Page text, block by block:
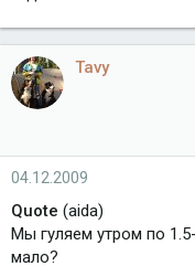
Tavy
04.12.2009
Quote (aida)
Мы гуляем утром по
мало?